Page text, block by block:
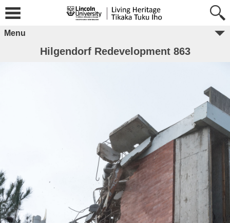
Menu
Hilgendorf Redevelopment 863